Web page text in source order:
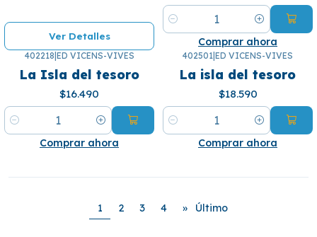
Ver Detalles
Cantidad
Comprar ahora
402218 ED VICENS-VIVES
La Isla del tesoro
$16.490
Cantidad
Comprar ahora
402501 ED VICENS-VIVES
La isla del tesoro
$18.590
Cantidad
Comprar ahora
1 2 3 4 » Último